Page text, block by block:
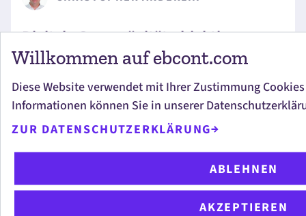
Willkommen auf ebcont.com
Diese Website verwendet mit Ihrer Zustimmung
Informationen können Sie in unserer
ZUR DATENSCHUTZERKLÄRUNG
ABLEHNEN
AKZEPTIEREN
Digitale Souveränität objektiv
bewerten: EBCONT arbeitet an
neuem Referenzmodell in der VÖSI
Special Interest Group
UNSERE LEISTUNGEN